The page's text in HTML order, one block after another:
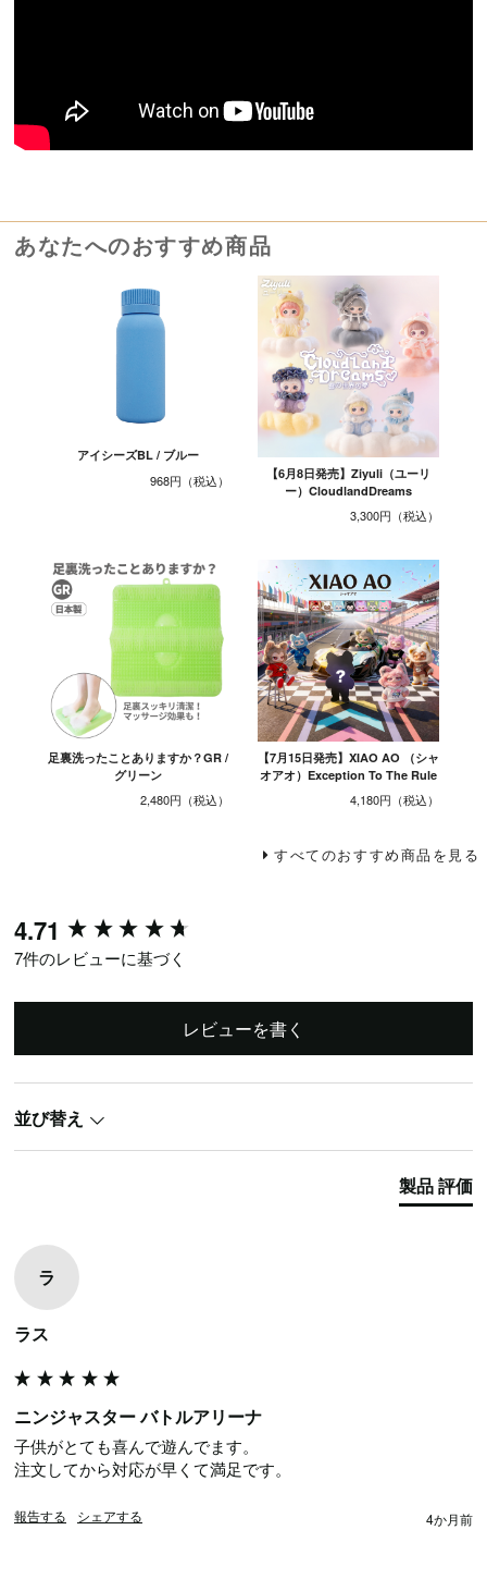
あなたへのおすすめ商品
アイシーズBL / ブルー
968円
【6月8日発売】Ziyuli（ユーリ
ー）CloudlandDreams
3,300円
足裏洗ったことありますか？GR /
グリーン
2,480円
【7月15日発売】XIAO AO （シャ
オアオ）Exception To The Rule
4,180円
すべてのおすすめ商品を見る
4.71
7件のレビューに基づく
レビューを書く
並び替え
製品 評価
ラ
ラス
ニンジャスター バトルアリーナ
子供がとても喜んで遊んでます。
注文してから対応が早くて満足です。
報告する シェアする 4か月前
New content loaded